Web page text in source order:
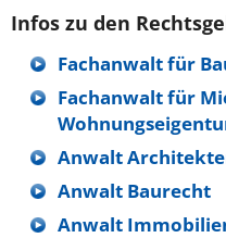
Infos zu den
Fachanwalt für
Fachanwalt für
Anwalt
Anwalt Baurecht
Anwalt